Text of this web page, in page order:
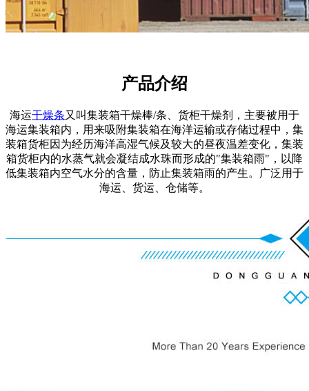
产品介绍
海运干燥条又叫集装箱干燥棒/条、货柜干燥剂，主要被用于
海运集装箱内，用来吸附集装箱在海洋运输或存储过程中，集
装箱货柜因为经历海洋高湿气候及较大的昼夜温差变化，集装
箱货柜内的水蒸气就会凝结成水珠而形成的"集装箱雨"，以降
低集装箱内空气水分的含量，防止集装箱雨的产生。广泛用于
海运、货运、仓储等。